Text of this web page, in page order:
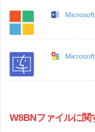
W8BNファイルに関